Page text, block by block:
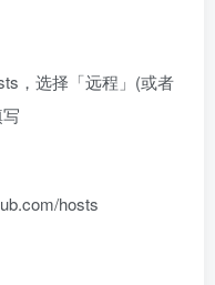
，选择「远程」(或者
hosts